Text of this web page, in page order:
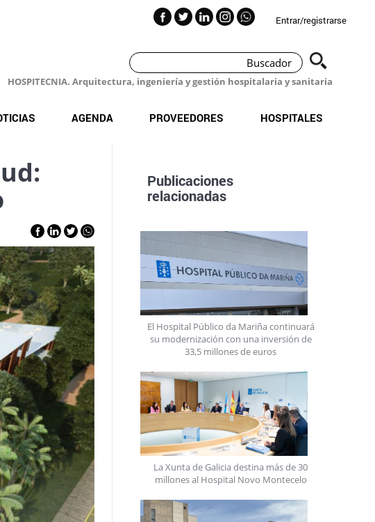
Entrar/registrarse
HOSPITECNIA. Arquitectura, ingeniería y gestión hospitalaria y sanitaria
AGENDA PROVEEDORES HOSPITALES
Publicaciones
relacionadas
El Hospital Público da Mariña continuará
su modernización con una inversión de
33,5 millones de euros
La Xunta de Galicia destina más de 30
millones al Hospital Novo Montecelo